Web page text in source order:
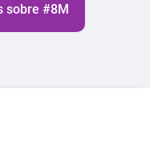
sobre #8M